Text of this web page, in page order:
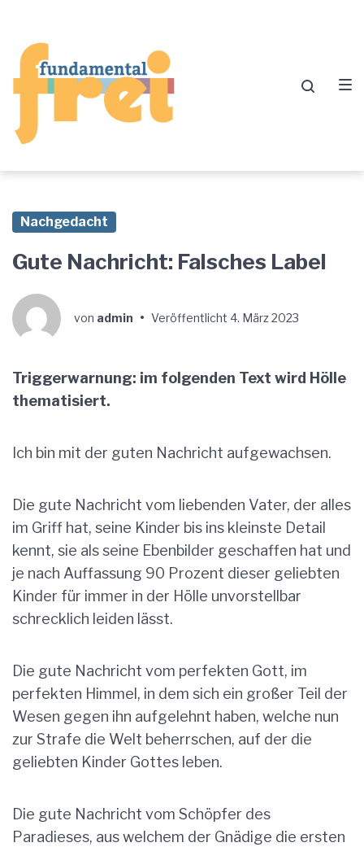
springen
springen
springen
Nachgedacht
Gute Nachricht: Falsches Label
von admin • Veröffentlicht 4. März 2023
Triggerwarnung: im folgenden Text wird Hölle
thematisiert.
Ich bin mit der guten Nachricht aufgewachsen.
Die gute Nachricht vom liebenden Vater, der alles
im Griff hat, seine Kinder bis ins kleinste Detail
kennt, sie als seine Ebenbilder geschaffen hat und
je nach Auffassung 90 Prozent dieser geliebten
Kinder für immer in der Hölle unvorstellbar
schrecklich leiden lässt.
Die gute Nachricht vom perfekten Gott, im
perfekten Himmel, in dem sich ein großer Teil der
Wesen gegen ihn aufgelehnt haben, welche nun
zur Strafe die Welt beherrschen, auf der die
geliebten Kinder Gottes leben.
Die gute Nachricht vom Schöpfer des
Paradieses, aus welchem der Gnädige die ersten